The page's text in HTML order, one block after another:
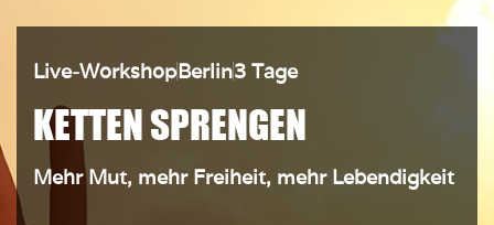
Live-WorkshopBerlin3 Tage
KETTEN SPRENGEN
Mehr Mut, mehr Freiheit, mehr Lebendigkeit